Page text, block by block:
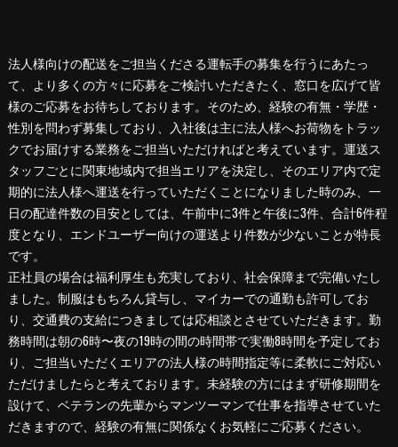
法人様向けの配送をご担当くださる運転手の募集を行うにあたっ
て、より多くの方々に応募をご検討いただきたく、窓口を広げて皆
様のご応募をお待ちしております。そのため、経験の有無・学歴・
性別を問わず募集しており、入社後は主に法人様へお荷物をトラッ
クでお届けする業務をご担当いただければと考えています。運送ス
タッフごとに関東地域内で担当エリアを決定し、そのエリア内で定
期的に法人様へ運送を行っていただくことになりました時のみ、一
日の配達件数の目安としては、午前中に3件と午後に3件、合計6件程
度となり、エンドユーザー向けの運送より件数が少ないことが特長
です。
正社員の場合は福利厚生も充実しており、社会保障まで完備いたし
ました。制服はもちろん貸与し、マイカーでの通勤も許可してお
り、交通費の支給につきましては応相談とさせていただきます。勤
務時間は朝の6時〜夜の19時の間の時間帯で実働8時間を予定してお
り、ご担当いただくエリアの法人様の時間指定等に柔軟にご対応い
ただけましたらと考えております。未経験の方にはまず研修期間を
設けて、ベテランの先輩からマンツーマンで仕事を指導させていた
だきますので、経験の有無に関係なくお気軽にご応募ください。